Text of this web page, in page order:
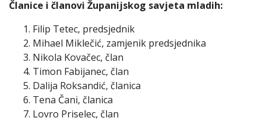
Članice i članovi Županijskog savjeta mladih:
Filip Tetec, predsjednik
Mihael Miklečić, zamjenik predsjednika
Nikola Kovačec, član
Timon Fabijanec, član
Dalija Roksandić, članica
Tena Čani, članica
Lovro Priselec, član